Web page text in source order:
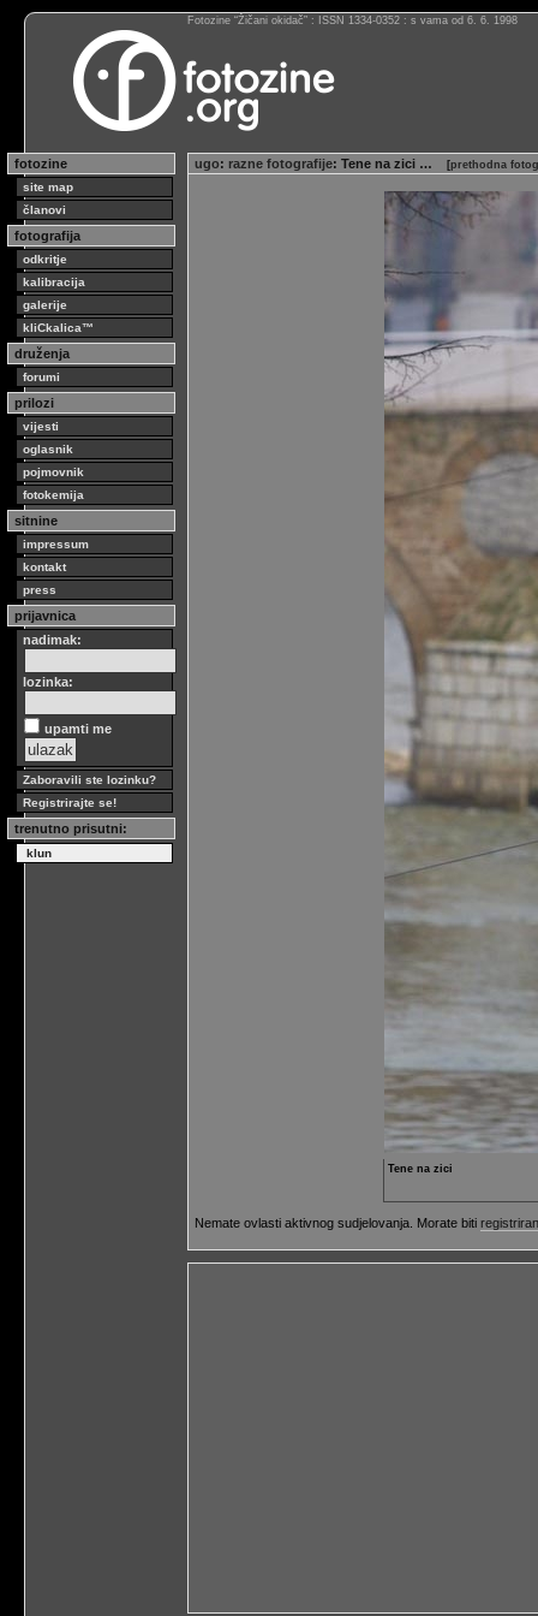
Fotozine “Žičani okidač” : ISSN 1334-0352 : s vama od 6. 6. 1998
fotozine
site map
članovi
fotografija
odkritje
kalibracija
galerije
kliCkalica™
druženja
forumi
prilozi
vijesti
oglasnik
pojmovnik
fotokemija
sitnine
impressum
kontakt
press
prijavnica
nadimak:
lozinka:
upamti me
Zaboravili ste lozinku?
Registrirajte se!
trenutno prisutni:
klun
ugo: razne fotografije: Tene na zici … [prethodna
Tene na zici
Nemate ovlasti aktivnog sudjelovanja. Morate biti